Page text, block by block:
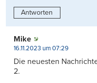
Antworten
Mike
16.11.2023 um 07:29
Die neuesten
2.